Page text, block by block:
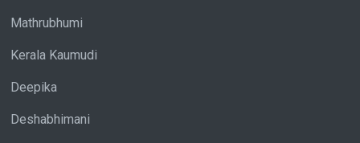
Mathrubhumi
Kerala Kaumudi
Deepika
Deshabhimani